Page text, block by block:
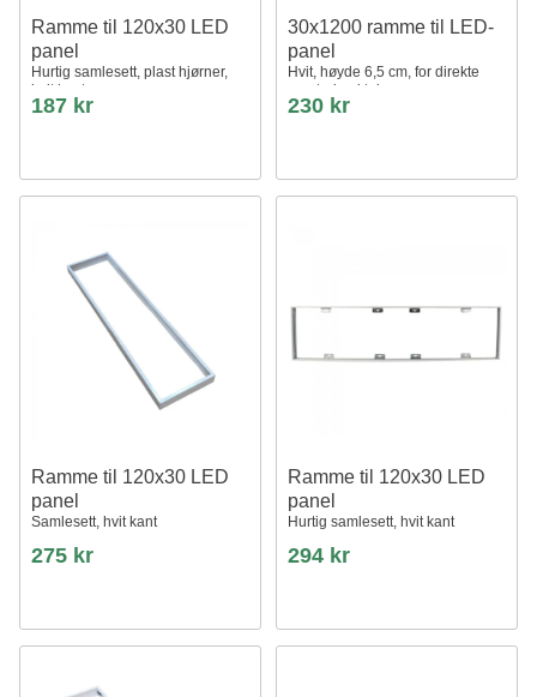
Ramme til 120x30 LED
panel
Hurtig samlesett, plast hjørner,
hvit kant
187 kr
30x1200 ramme til LED-
panel
Hvit, høyde 6,5 cm, for direkte
montering i tak
230 kr
Ramme til 120x30 LED
panel
Samlesett, hvit kant
275 kr
Ramme til 120x30 LED
panel
Hurtig samlesett, hvit kant
294 kr